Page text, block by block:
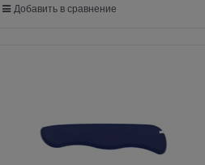
Добавить в сравнение